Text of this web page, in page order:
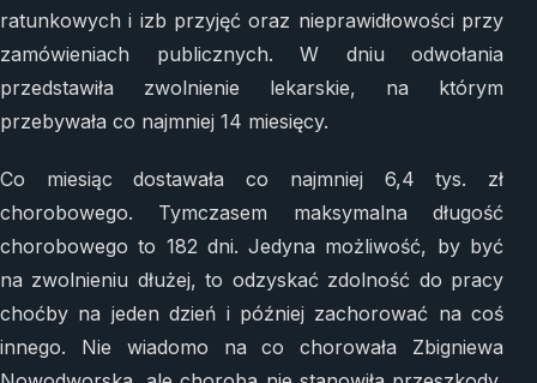
ratunkowych i izb przyjęć oraz nieprawidłowości przy
zamówieniach publicznych. W dniu odwołania
przedstawiła zwolnienie lekarskie, na którym
przebywała co najmniej 14 miesięcy.
Co miesiąc dostawała co najmniej 6,4 tys. zł
chorobowego. Tymczasem maksymalna długość
chorobowego to 182 dni. Jedyna możliwość, by być
na zwolnieniu dłużej, to odzyskać zdolność do pracy
choćby na jeden dzień i później zachorować na coś
innego. Nie wiadomo na co chorowała Zbigniewa